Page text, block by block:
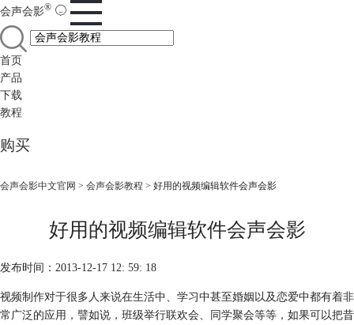
会声会影®
首页
产品
下载
教程
购买
会声会影中文官网 > 会声会影教程 > 好用的视频编辑软件会声会影
好用的视频编辑软件会声会影
发布时间：2013-12-17 12: 59: 18
视频制作对于很多人来说在生活中、学习中甚至婚姻以及恋爱中都有着非
常广泛的应用，譬如说，班级举行联欢会、同学聚会等等，如果可以把昔